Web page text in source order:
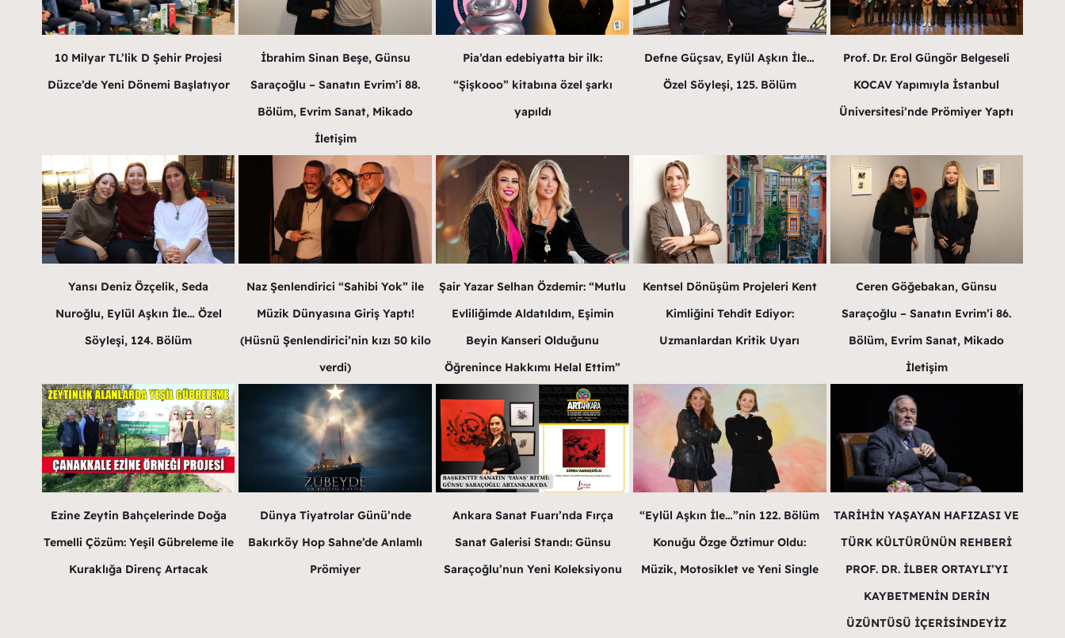
10 Milyar TL’lik D Şehir Projesi
Düzce’de Yeni Dönemi Başlatıyor
İbrahim Sinan Beşe, Günsu
Saraçoğlu – Sanatın Evrim’i 88.
Bölüm, Evrim Sanat, Mikado
İletişim
Pia’dan edebiyatta bir ilk:
“Şişkooo” kitabına özel şarkı
yapıldı
Defne Güçsav, Eylül Aşkın İle…
Özel Söyleşi, 125. Bölüm
Prof. Dr. Erol Güngör Belgeseli
KOCAV Yapımıyla İstanbul
Üniversitesi’nde Prömiyer Yaptı
Yansı Deniz Özçelik, Seda
Nuroğlu, Eylül Aşkın İle… Özel
Söyleşi, 124. Bölüm
Naz Şenlendirici “Sahibi Yok” ile
Müzik Dünyasına Giriş Yaptı!
(Hüsnü Şenlendirici’nin kızı 50 kilo
verdi)
Şair Yazar Selhan Özdemir: “Mutlu
Evliliğimde Aldatıldım, Eşimin
Beyin Kanseri Olduğunu
Öğrenince Hakkımı Helal Ettim”
Kentsel Dönüşüm Projeleri Kent
Kimliğini Tehdit Ediyor:
Uzmanlardan Kritik Uyarı
Ceren Göğebakan, Günsu
Saraçoğlu – Sanatın Evrim’i 86.
Bölüm, Evrim Sanat, Mikado
İletişim
Ezine Zeytin Bahçelerinde Doğa
Temelli Çözüm: Yeşil Gübreleme ile
Kuraklığa Direnç Artacak
Dünya Tiyatrolar Günü’nde
Bakırköy Hop Sahne’de Anlamlı
Prömiyer
Ankara Sanat Fuarı’nda Fırça
Sanat Galerisi Standı: Günsu
Saraçoğlu’nun Yeni Koleksiyonu
“Eylül Aşkın İle…”nin 122. Bölüm
Konuğu Özge Öztimur Oldu:
Müzik, Motosiklet ve Yeni Single
TARİHİN YAŞAYAN HAFIZASI VE
TÜRK KÜLTÜRÜNÜN REHBERİ
PROF. DR. İLBER ORTAYLI’YI
KAYBETMENİN DERİN
ÜZÜNTÜSÜ İÇERİSİNDEYİZ